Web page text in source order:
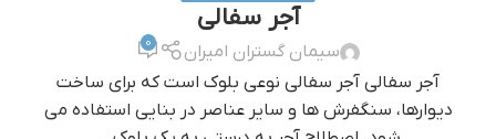
آجر سفالی
سیمان گستران امیران 0
آجر سفالی آجر سفالی نوعی بلوک است که برای ساخت
دیوارها، سنگفرش ها و سایر عناصر در بنایی استفاده می